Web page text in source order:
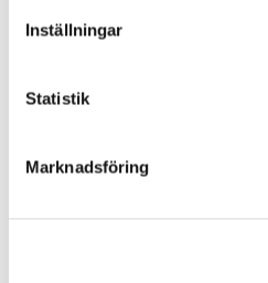
Inställningar
Statistik
Marknadsföring
KONTAKT
Besöksadress
Box 18, 295 21 Bromölla